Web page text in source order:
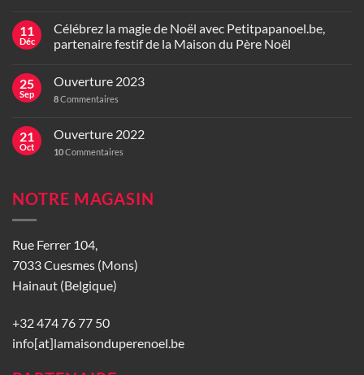
11
Déc
Célébrez la magie de Noël avec Petitpapanoel.be,
partenaire festif de la Maison du Père Noël
25
Sep
Ouverture 2023
8Commentaires
21
Oct
Ouverture 2022
10Commentaires
NOTRE MAGASIN
Rue Ferrer 104,
7033 Cuesmes (Mons)
Hainaut (Belgique)
+32 474 76 77 50
info[at]lamaisonduperenoel.be